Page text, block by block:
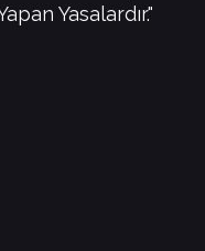
Yasalardır."